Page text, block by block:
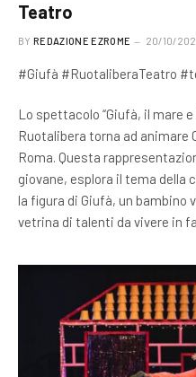
Teatro
BY REDAZIONE EZROME 20/10/
#Giufà #RuotaliberaTeatro
Lo spettacolo “Giufà, il mare
Ruotalibera torna ad animare
Roma. Questa
giovane, esplora il tema della
la figura di Giufà, un bambino
vetrina di talenti da vivere in